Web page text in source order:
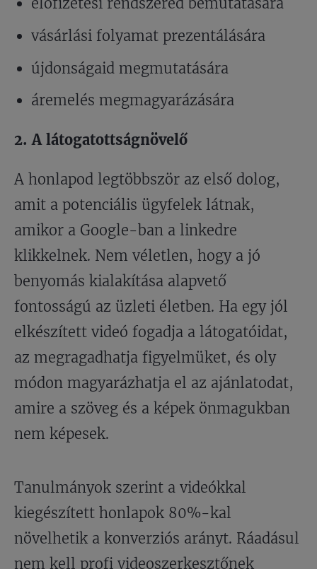
vásárlási folyamat prezentálására
újdonságaid megmutatására
áremelés megmagyarázására
2. A látogatottságnövelő
A honlapod legtöbbször az első dolog,
amit a potenciális ügyfelek látnak,
amikor a Google-ban a linkedre
klikkelnek. Nem véletlen, hogy a jó
benyomás kialakítása alapvető
fontosságú az üzleti életben. Ha egy jól
elkészített videó fogadja a látogatóidat,
az megragadhatja figyelmüket, és oly
módon magyarázhatja el az ajánlatodat,
amire a szöveg és a képek önmagukban
nem képesek.
Tanulmányok szerint a videókkal
kiegészített honlapok 80%-kal
növelhetik a konverziós arányt. Ráadásul
nem kell profi videoszerkesztőnek